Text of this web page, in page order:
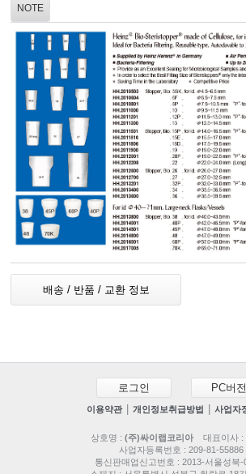
NOTE
배송 / 반품 / 교환 정보
로그인 PC버전
이용약관 개인정보취급방법 사업자
상호명 : (주)싸이랩코리아대표이사 :
사업자등록번호 : 209-81-55886
통신판매업신고번호 : 2013-서울성북-